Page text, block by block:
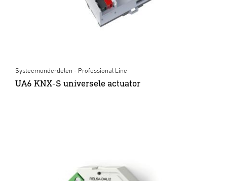
Systeemonderdelen - Professional Line
UA6 KNX-S universele actuator